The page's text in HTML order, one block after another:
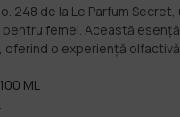
248 de la Le Parfum
femei. Această
o experiență
100 ML